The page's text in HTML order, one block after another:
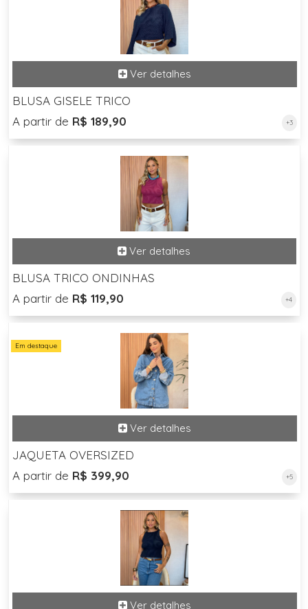
BLUSA GISELE TRICO
A partir de R$ 189,90 +3
BLUSA TRICO ONDINHAS
A partir de R$ 119,90 +4
Em destaque
JAQUETA OVERSIZED
A partir de R$ 399,90 +5